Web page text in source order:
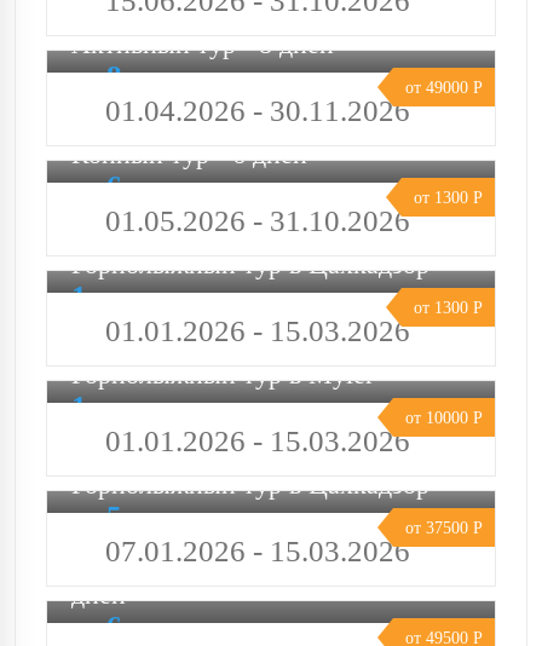
Активный тур - 8 дней
8
дней
01.04.2026 - 30.11.2026
Конный тур - 6 дней
6
дней
01.05.2026 - 31.10.2026
от 49000 Р
Горнолыжный тур в Цахкадзор
1 день
01.01.2026 - 15.03.2026
от 1300 Р
Горнолыжный тур в Myler
1 день
01.01.2026 - 15.03.2026
от 1300 Р
Горнолыжный тур в Цахкадзор
5
дней
07.01.2026 - 15.03.2026
от 10000 Р
Горнолыжный тур в Армению - 6
дней
6
от 37500 Р
от 49500 Р